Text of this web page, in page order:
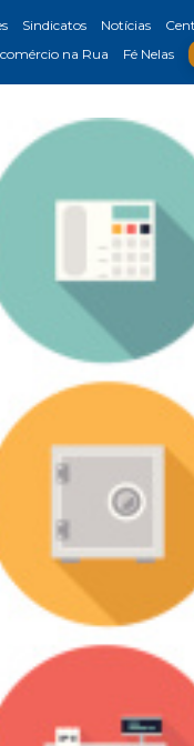
Sindicatos Notícias
na Rua Fé Nelas